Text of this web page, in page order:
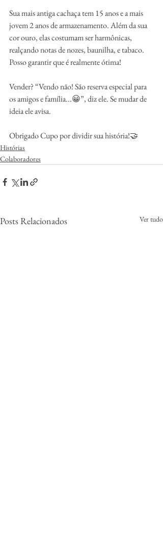
Sua mais antiga cachaça tem 15 anos e a mais
jovem 2 anos de armazenamento. Além da sua
cor ouro, elas costumam ser harmônicas,
realçando notas de nozes, baunilha, e tabaco.
Posso garantir que é realmente ótima!
Vender? “Vendo não! São reserva especial para
os amigos e família...😀”, diz ele. Se mudar de
ideia ele avisa.
Obrigado Cupo por dividir sua história!🤝
Histórias
Colaboradores
Posts Relacionados Ver tudo